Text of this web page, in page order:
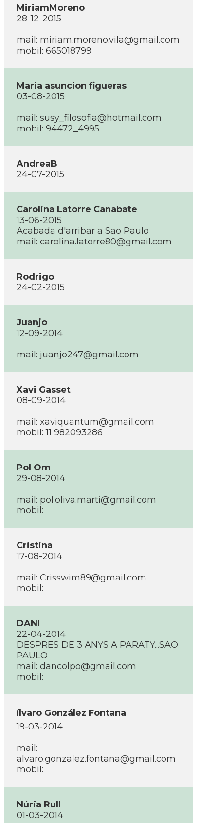
MiriamMoreno
28-12-2015
mail: miriam.moreno.vila@gmail.com
mobil: 665018799
Maria asuncion figueras
03-08-2015
mail: susy_filosofia@hotmail.com
mobil: 94472_4995
AndreaB
24-07-2015
Carolina Latorre Canabate
13-06-2015
Acabada d'arribar a Sao Paulo
mail: carolina.latorre80@gmail.com
Rodrigo
24-02-2015
Juanjo
12-09-2014
mail: juanjo247@gmail.com
Xavi Gasset
08-09-2014
mail: xaviquantum@gmail.com
mobil: 11 982093286
Pol Om
29-08-2014
mail: pol.oliva.marti@gmail.com
mobil:
Cristina
17-08-2014
mail: Crisswim89@gmail.com
mobil:
DANI
22-04-2014
DESPRES DE 3 ANYS A PARATY...SAO
PAULO
mail: dancolpo@gmail.com
mobil:
ílvaro González Fontana
19-03-2014
mail:
alvaro.gonzalez.fontana@gmail.com
mobil:
Núria Rull
01-03-2014